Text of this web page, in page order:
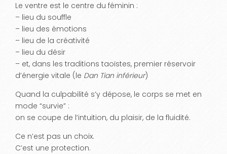
Le ventre est le centre du féminin :
– lieu du souffle
– lieu des émotions
– lieu de la créativité
– lieu du désir
– et, dans les traditions taoïstes, premier réservoir
d’énergie vitale (le Dan Tian inférieur)
Quand la culpabilité s’y dépose, le corps se met en
mode “survie” :
on se coupe de l’intuition, du plaisir, de la fluidité.
Ce n’est pas un choix.
C’est une protection.